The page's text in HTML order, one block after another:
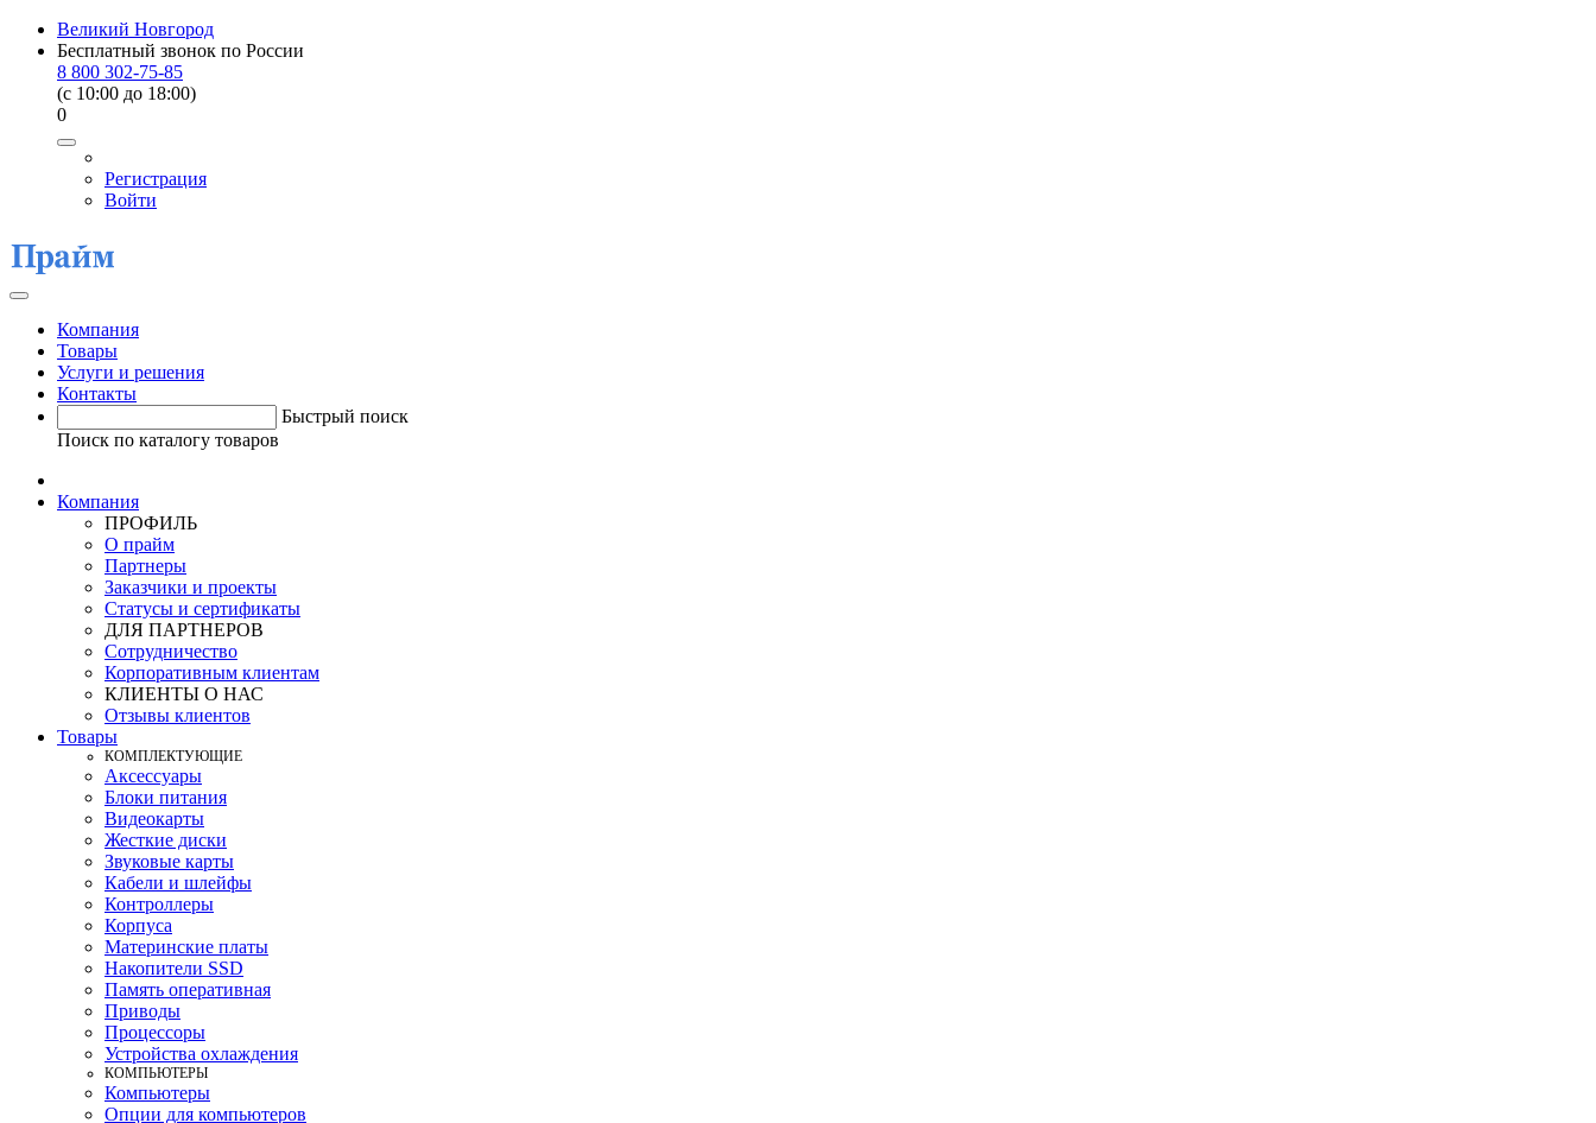
Великий Новгород
Бесплатный звонок по России
8 800 302-75-85
(c 10:00 до 18:00)
0
Регистрация
Войти
Компания
Товары
Услуги и решения
Контакты
Быстрый поиск
Поиск по каталогу товаров
Компания
ПРОФИЛЬ
О прайм
Партнеры
Заказчики и проекты
Статусы и сертификаты
ДЛЯ ПАРТНЕРОВ
Сотрудничество
Корпоративным клиентам
КЛИЕНТЫ О НАС
Отзывы клиентов
Товары
КOМПЛЕКТУЮЩИЕ
Аксессуары
Блоки питания
Видеокарты
Жесткие диски
Звуковые карты
Кабели и шлейфы
Контроллеры
Корпуса
Материнские платы
Накопители SSD
Память оперативная
Приводы
Процессоры
Устройства охлаждения
КОМПЬЮТЕРЫ
Компьютеры
Опции для компьютеров